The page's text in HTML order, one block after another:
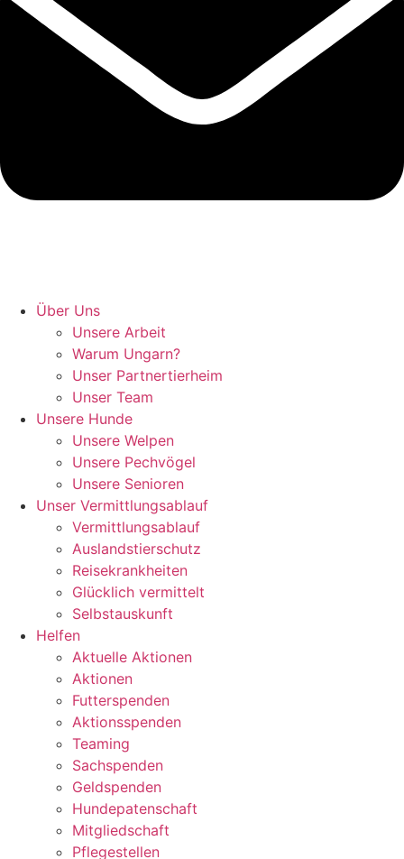
Über Uns
Unsere Arbeit
Warum Ungarn?
Unser Partnertierheim
Unser Team
Unsere Hunde
Unsere Welpen
Unsere Pechvögel
Unsere Senioren
Unser Vermittlungsablauf
Vermittlungsablauf
Auslandstierschutz
Reisekrankheiten
Glücklich vermittelt
Selbstauskunft
Helfen
Aktuelle Aktionen
Aktionen
Futterspenden
Aktionsspenden
Teaming
Sachspenden
Geldspenden
Hundepatenschaft
Mitgliedschaft
Pflegestellen